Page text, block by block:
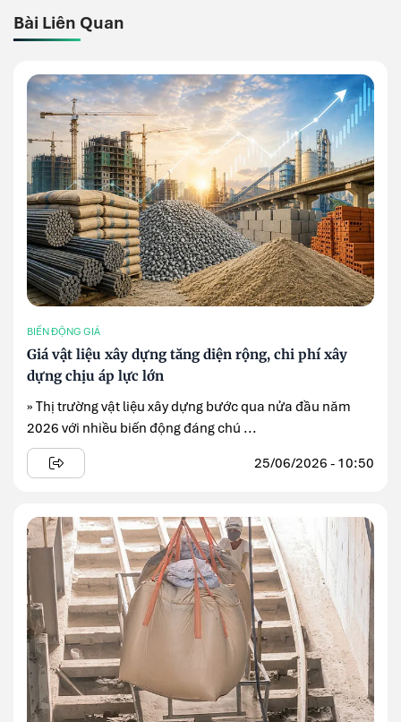
Bài Liên Quan
BIẾN ĐỘNG GIÁ
Giá vật liệu xây dựng tăng diện rộng, chi phí xây
dựng chịu áp lực lớn
» Thị trường vật liệu xây dựng bước qua nửa đầu năm
2026 với nhiều biến động đáng chú ...
25/06/2026 - 10:50